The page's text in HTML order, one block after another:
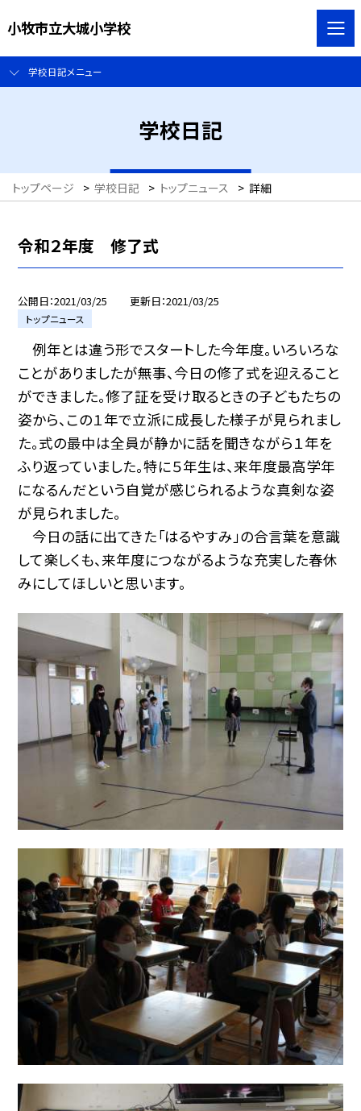
小牧市立大城小学校
学校日記メニュー
学校日記
トップページ > 学校日記 > トップニュース > 詳細
令和２年度 修了式
公開日 2021/03/25 更新日 2021/03/25
トップニュース
例年とは違う形でスタートした今年度。いろいろな
ことがありましたが無事、今日の修了式を迎えること
ができました。修了証を受け取るときの子どもたちの
姿から、この１年で立派に成長した様子が見られまし
た。式の最中は全員が静かに話を聞きながら１年を
ふり返っていました。特に５年生は、来年度最高学年
になるんだという自覚が感じられるような真剣な姿
が見られました。
今日の話に出てきた「はるやすみ」の合言葉を意識
して楽しくも、来年度につながるような充実した春休
みにしてほしいと思います。